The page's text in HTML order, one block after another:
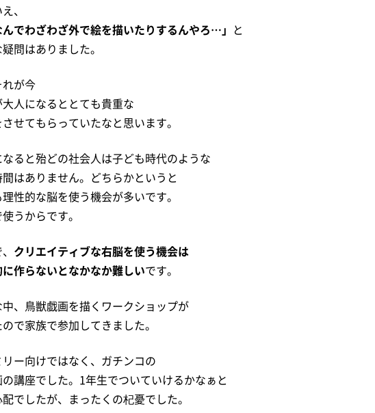
、
んでわざわざ外で絵を描いたりするんやろ…」 と
問はありました。
が今
大人になるととても貴重な
せてもらっていたなと思います。
ると殆どの社会人は子ども時代のような
はありません。どちらかというと
性的な脳を使う機会が多いです。
うからです。
クリエイティブな右脳を使う機会は
作らないとなかなか難しいです。
、鳥獣戯画を描くワークショップが
で家族で参加してきました。
リー向けではなく、ガチンコの
の講座でした。1年生でついていけるかなぁと
でしたが、まったくの杞憂でした。